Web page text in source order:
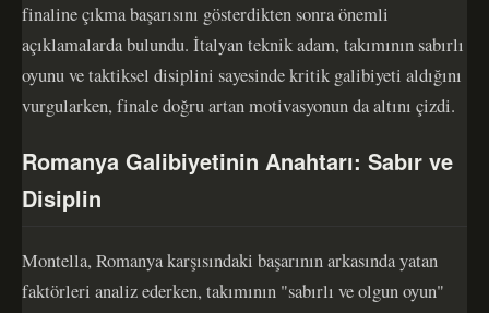
finaline çıkma başarısını gösterdikten sonra önemli
açıklamalarda bulundu. İtalyan teknik adam, takımının sabırlı
oyunu ve taktiksel disiplini sayesinde kritik galibiyeti aldığını
vurgularken, finale doğru artan motivasyonun da altını çizdi.
Romanya Galibiyetinin Anahtarı: Sabır ve
Disiplin
Montella, Romanya karşısındaki başarının arkasında yatan
faktörleri analiz ederken, takımının "sabırlı ve olgun oyun"